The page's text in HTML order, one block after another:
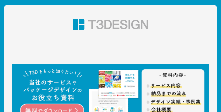
ン 株式会社T3デザイン